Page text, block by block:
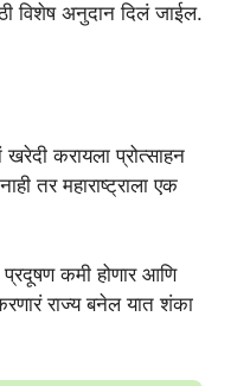
विशेष अनुदान दिलं जाईल.
करायला प्रोत्साहन
तर महाराष्ट्राला एक
प्रदूषण कमी होणार आणि
राज्य बनेल यात शंका